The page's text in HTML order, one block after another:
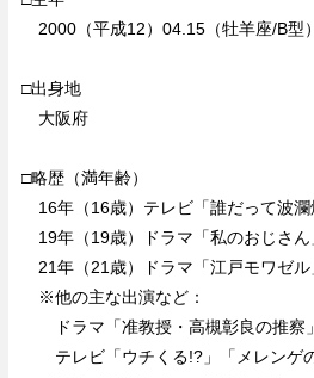
2000（平成12）04.15（牡羊座/B型）
□出身地
大阪府
□略歴（満年齢）
16年（16歳）テレビ「誰だって波瀾
19年（19歳）ドラマ「私のおじさん
21年（21歳）ドラマ「江戸モワゼル
※他の主な出演など：
ドラマ「准教授・高槻彰良の推察
テレビ「ウチくる!?」「メレンゲの